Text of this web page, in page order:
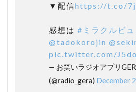
▼配信https://t.co/
感想は #ミラクルビュ
@tadokorojin
pic.twitter.com/
— お笑いラジオアプリ
(@radio_gera) December